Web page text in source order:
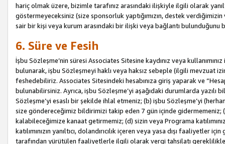
hariç olmak üzere, bizimle tarafınız arasındaki ilişkiyle ilgili olarak
göstermeyeceksiniz (size sponsorluk yaptığımızın, destek
sair bir kişi veya kurum arasındaki bir ilişki veya bağlantı bulunduğunu
6. Süre ve Fesih
İşbu Sözleşme’nin süresi Associates Sitesine kaydınız veya
bulunarak, işbu Sözleşmeyi haklı veya haksız sebeple (ilgili mevzuat
feshedebiliriz. Associates Sitesindeki hesabınıza giriş yaparak ve
bulunabilirsiniz. Ayrıca, işbu Sözleşme’yi aşağıdaki durumlarda yazılı
Sözleşme’yi esaslı bir şekilde ihlal etmeniz; (b) işbu Sözleşme’yi
size göndereceğimiz bildirimizi takip eden 7 gün içinde gidermemeniz;
kalabileceğimize kanaat getirmemiz; (d) sizin veya Programa
katılımınızın yanıltıcı, dolandırıcılık içeren veya yasa dışı
tarafından yürütülen faaliyetlerle ilgili olarak vergi tahsilatı